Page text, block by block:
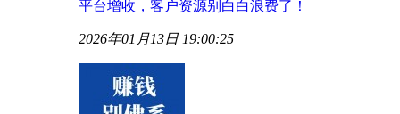
平台增收，客户资源别白白浪费了！
2026年01月13日 19:00:25